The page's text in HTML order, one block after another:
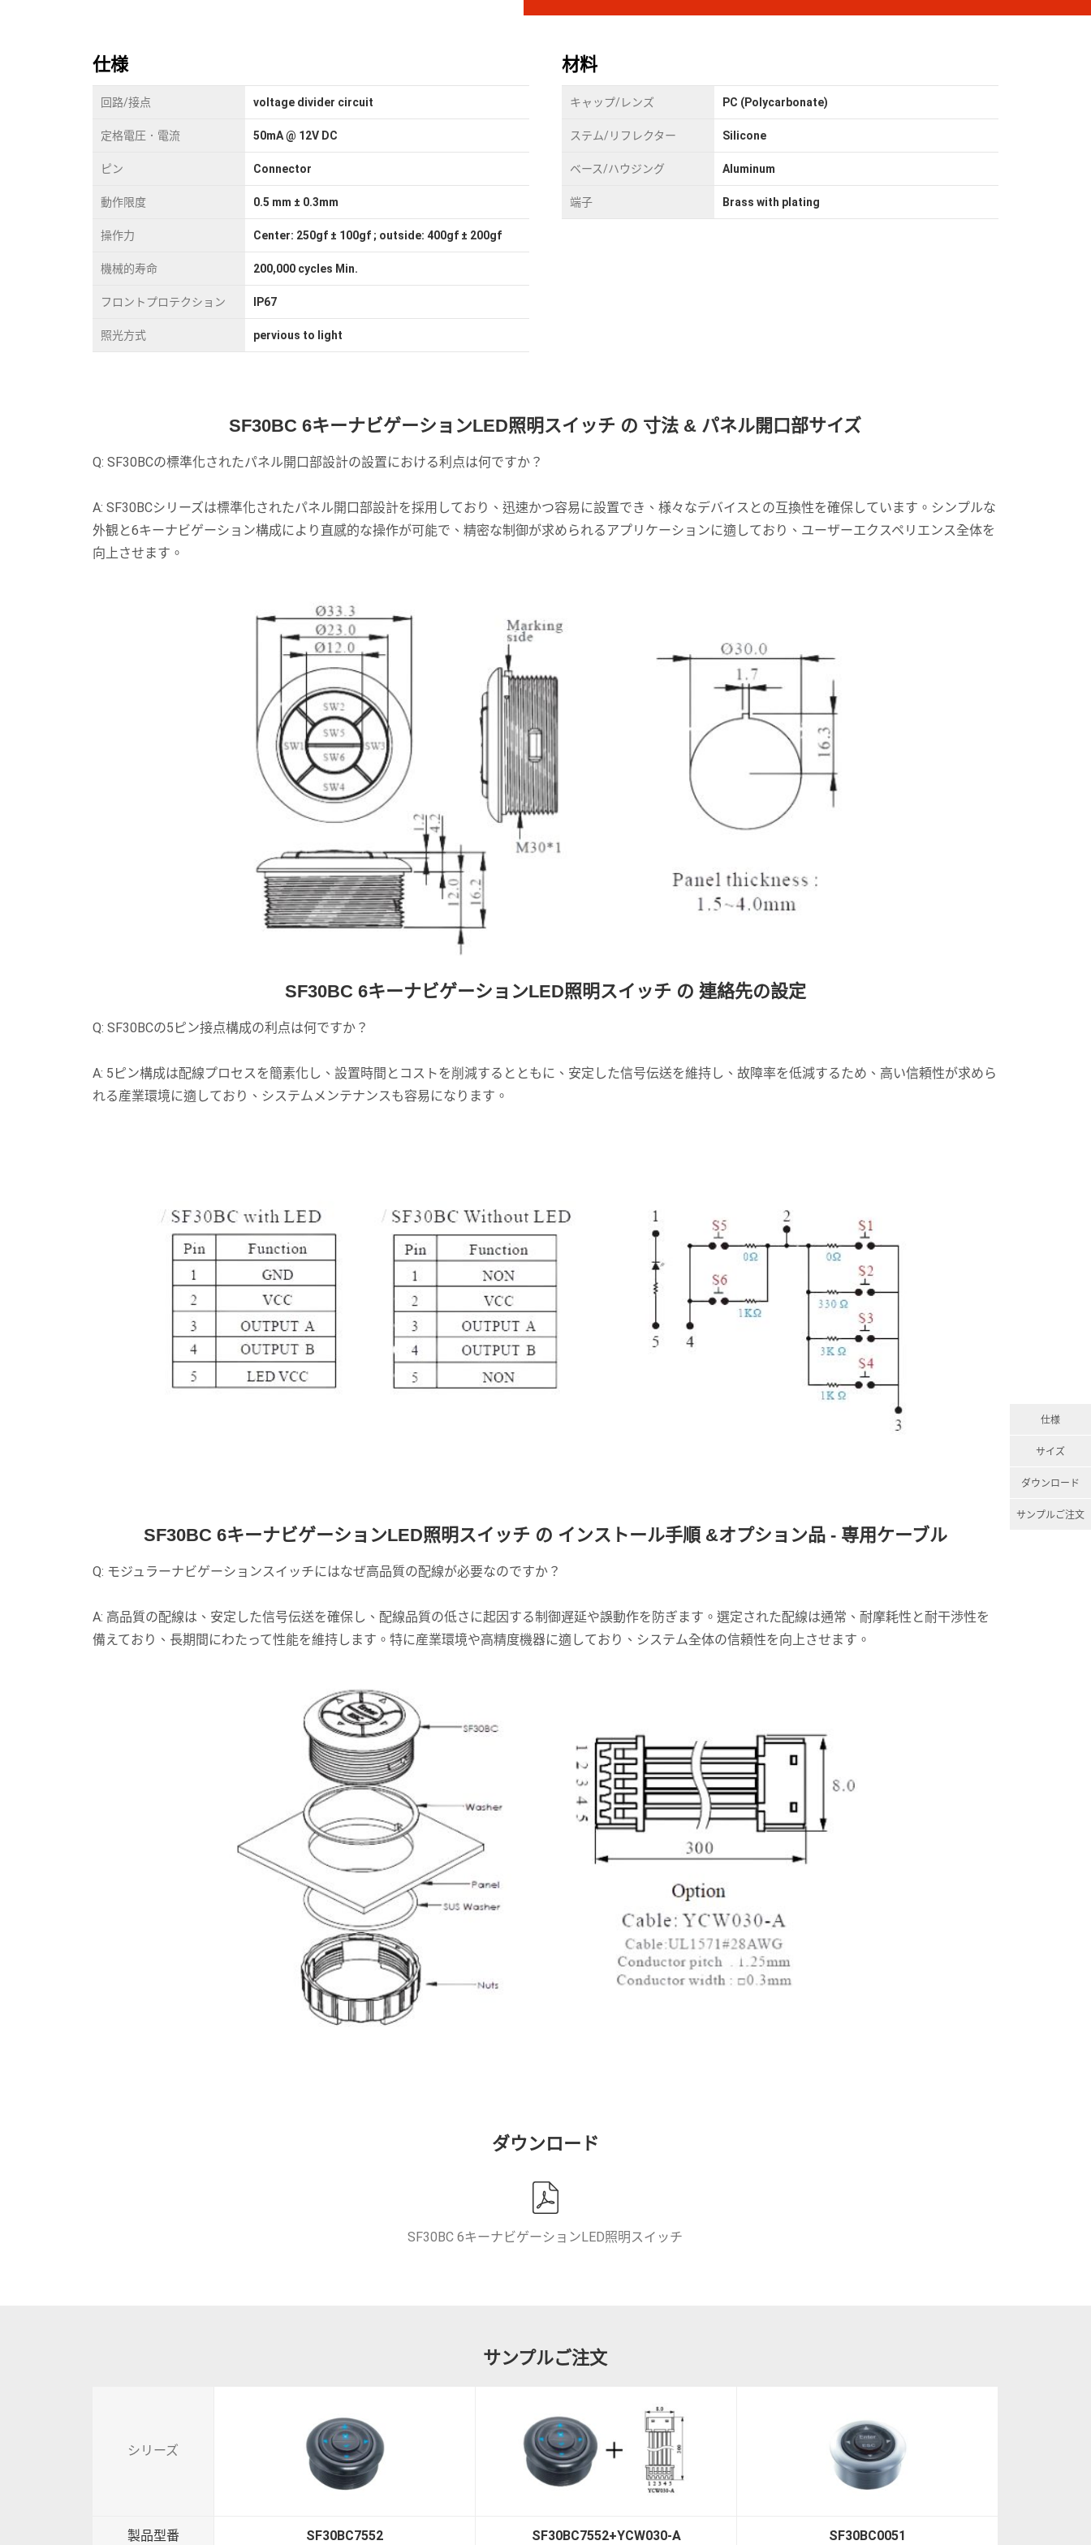
仕様
回路/接点 voltage divider circuit
定格電圧．電流 50mA @ 12V DC
ピン Connector
動作限度 0.5 mm ± 0.3mm
操作力 Center: 250gf ± 100gf ; outside: 400gf ± 200gf
機械的寿命 200,000 cycles Min.
フロントプロテクション IP67
照光方式 pervious to light
材料
キャップ/レンズ PC (Polycarbonate)
ステム/リフレクター Silicone
ベース/ハウジング Aluminum
端子 Brass with plating
SF30BC 6キーナビゲーションLED照明スイッチ の 寸法 & パネル開口部サイズ
Q: SF30BCの標準化されたパネル開口部設計の設置における利点は何ですか？
A: SF30BCシリーズは標準化されたパネル開口部設計を採用しており、迅速かつ容易に設置でき、様々なデバイスとの互換性を確保しています。シンプルな
外観と6キーナビゲーション構成により直感的な操作が可能で、精密な制御が求められるアプリケーションに適しており、ユーザーエクスペリエンス全体を
向上させます。
SF30BC 6キーナビゲーションLED照明スイッチ の 連絡先の設定
Q: SF30BCの5ピン接点構成の利点は何ですか？
A: 5ピン構成は配線プロセスを簡素化し、設置時間とコストを削減するとともに、安定した信号伝送を維持し、故障率を低減するため、高い信頼性が求めら
れる産業環境に適しており、システムメンテナンスも容易になります。
SF30BC 6キーナビゲーションLED照明スイッチ の インストール手順 &オプション品 - 専用ケーブル
Q: モジュラーナビゲーションスイッチにはなぜ高品質の配線が必要なのですか？
A: 高品質の配線は、安定した信号伝送を確保し、配線品質の低さに起因する制御遅延や誤動作を防ぎます。選定された配線は通常、耐摩耗性と耐干渉性を
備えており、長期間にわたって性能を維持します。特に産業環境や高精度機器に適しており、システム全体の信頼性を向上させます。
ダウンロード
SF30BC 6キーナビゲーションLED照明スイッチ
サンプルご注文
シリーズ
製品型番 SF30BC7552+YCW030-A SF30BC0051 SF30BC0051+YCW030-A
仕様
サイズ
ダウンロード
サンプルご注文